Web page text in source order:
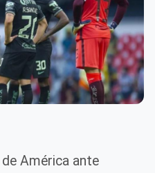
América ante